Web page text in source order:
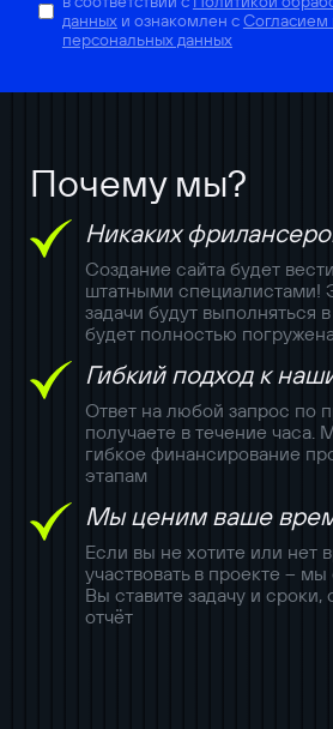
данныхи ознакомлен сСогласием
персональных данных
Почему мы?
Никаких
Создание сайта будет
штатными специалистами!
задачи будут выполняться
будет полностью
Гибкий подход к
Ответ на любой запрос по
получаете в течение часа.
гибкое финансирование
этапам
Мы ценим ваше
Если вы не хотите или нет
участвовать в проекте –
Вы ставите задачу и
отчёт